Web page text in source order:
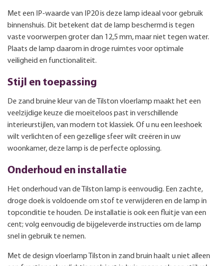
Met een IP-waarde van IP20 is deze lamp ideaal voor gebruik
binnenshuis. Dit betekent dat de lamp beschermd is tegen
vaste voorwerpen groter dan 12,5 mm, maar niet tegen water.
Plaats de lamp daarom in droge ruimtes voor optimale
veiligheid en functionaliteit.
Stijl en toepassing
De zand bruine kleur van de Tilston vloerlamp maakt het een
veelzijdige keuze die moeiteloos past in verschillende
interieurstijlen, van modern tot klassiek. Of u nu een leeshoek
wilt verlichten of een gezellige sfeer wilt creëren in uw
woonkamer, deze lamp is de perfecte oplossing.
Onderhoud en installatie
Het onderhoud van de Tilston lamp is eenvoudig. Een zachte,
droge doek is voldoende om stof te verwijderen en de lamp in
topconditie te houden. De installatie is ook een fluitje van een
cent; volg eenvoudig de bijgeleverde instructies om de lamp
snel in gebruik te nemen.
Met de design vloerlamp Tilston in zand bruin haalt u niet alleen